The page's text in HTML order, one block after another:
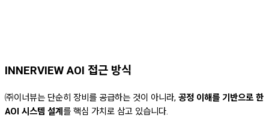
INNERVIEW AOI 접근 방식
㈜이너뷰는 단순히 장비를 공급하는 것이 아니라, 공정 이해를 기반으로 한
AOI 시스템 설계 를 핵심 가치로 삼고 있습니다.